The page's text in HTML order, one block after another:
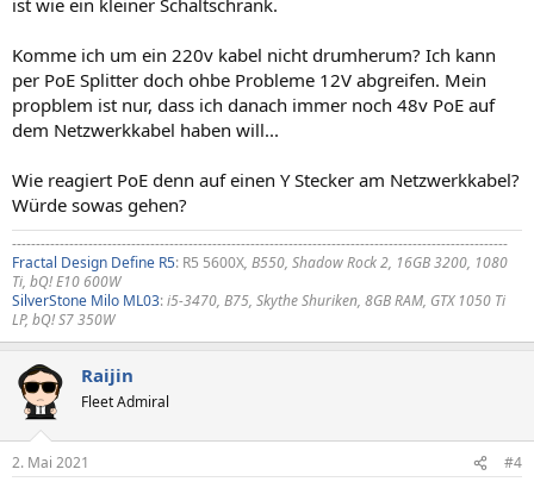
Komme ich um ein 220v kabel nicht drumherum? Ich kann
per PoE Splitter doch ohbe Probleme 12V abgreifen. Mein
propblem ist nur, dass ich danach immer noch 48v PoE auf
dem Netzwerkkabel haben will...
Wie reagiert PoE denn auf einen Y Stecker am Netzwerkkabel?
Würde sowas gehen?
--------------------------------------------------------------------------------------------------------
Fractal Design Define R5: R5 5600X, B550, Shadow Rock 2, 16GB 3200, 1080
Ti, bQ! E10 600W
SilverStone Milo ML03:i5-3470, B75, Skythe Shuriken, 8GB RAM, GTX 1050 Ti
LP, bQ! S7 350W
Raijin
Fleet Admiral
2. Mai 2021 #4